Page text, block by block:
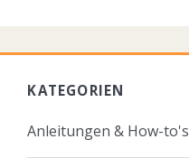
KATEGORIEN
Anleitungen & How-to's